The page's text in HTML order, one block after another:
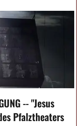
-- "Jesus
Pfalztheaters